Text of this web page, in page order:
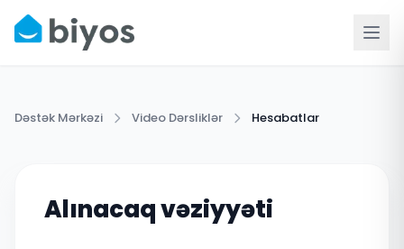
Dəstək Mərkəzi Video Dərsliklər Hesabatlar
Alınacaq vəziyyəti